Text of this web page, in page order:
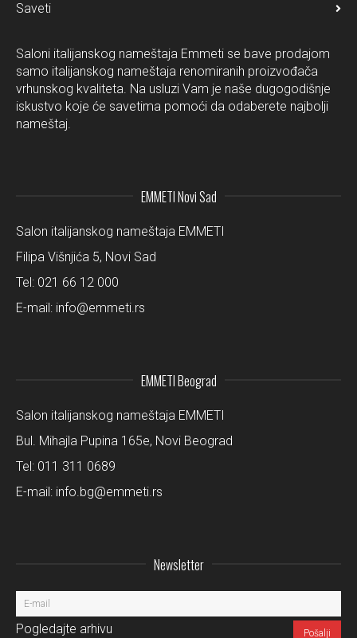
Saveti
Saloni italijanskog nameštaja Emmeti se bave prodajom
samo italijanskog nameštaja renomiranih proizvođača
vrhunskog kvaliteta. Na usluzi Vam je naše dugogodišnje
iskustvo koje će savetima pomoći da odaberete najbolji
nameštaj.
EMMETI Novi Sad
Salon italijanskog nameštaja EMMETI
Filipa Višnjića 5, Novi Sad
Tel: 021 66 12 000
E-mail: info@emmeti.rs
EMMETI Beograd
Salon italijanskog nameštaja EMMETI
Bul. Mihajla Pupina 165e, Novi Beograd
Tel: 011 311 0689
E-mail: info.bg@emmeti.rs
Newsletter
Pogledajte arhivu